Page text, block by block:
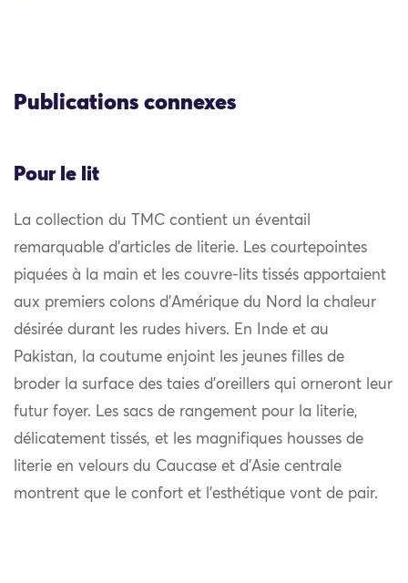
Publications connexes
Pour le lit
La collection du TMC contient un éventail
remarquable d’articles de literie. Les courtepointes
piquées à la main et les couvre-lits tissés apportaient
aux premiers colons d’Amérique du Nord la chaleur
désirée durant les rudes hivers. En Inde et au
Pakistan, la coutume enjoint les jeunes filles de
broder la surface des taies d’oreillers qui orneront leur
futur foyer. Les sacs de rangement pour la literie,
délicatement tissés, et les magnifiques housses de
literie en velours du Caucase et d’Asie centrale
montrent que le confort et l’esthétique vont de pair.